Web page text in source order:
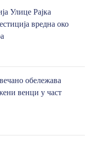
Улице Рајка
вредна око
обележава
венци у част